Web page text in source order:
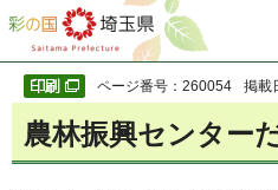
彩の国 埼玉県
ページ番号：260054 掲載
農林振興センター